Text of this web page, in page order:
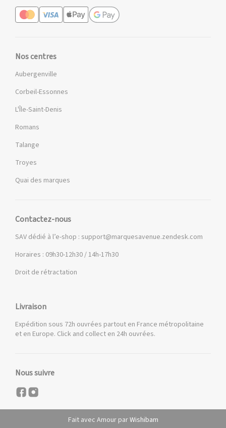
Nos centres
Aubergenville
Corbeil-Essonnes
L'Île-Saint-Denis
Romans
Talange
Troyes
Quai des marques
Contactez-nous
SAV dédié à l’e-shop : support@marquesavenue.zendesk.com
Horaires : 09h30-12h30 / 14h-17h30
Droit de rétractation
Livraison
Expédition sous 72h ouvrées partout en France métropolitaine
et en Europe. Click and collect en 24h ouvrées.
Nous suivre
Fait avec Amour parWishibam